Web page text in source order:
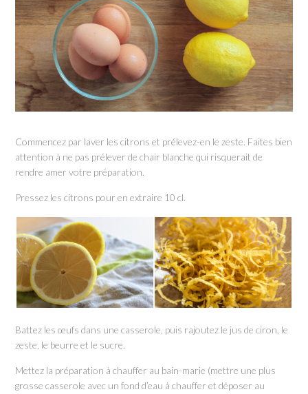
Commencez par laver les citrons et prélevez-en le zeste. Faites bien
attention à ne pas prélever de chair blanche qui risquerait de
rendre amer votre préparation.
Pressez les citrons pour en extraire 10 cl.
Battez les œufs dans une casserole, puis rajoutez le jus de ciron, le
zeste, le beurre et le sucre.
Mettez la préparation à chauffer au bain-marie (mettre une plus
grosse casserole avec un fond d’eau à chauffer et déposer au